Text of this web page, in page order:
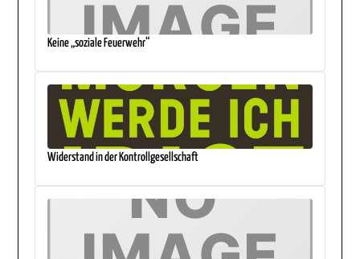
Keine „soziale Feuerwehr“
Widerstand in der Kontrollgesellschaft